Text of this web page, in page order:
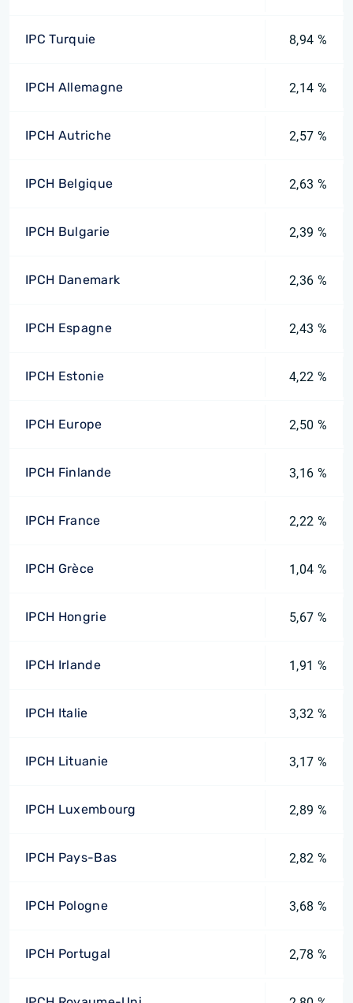
IPC Turquie 8,94 %
IPCH Allemagne 2,14 %
IPCH Autriche 2,57 %
IPCH Belgique 2,63 %
IPCH Bulgarie 2,39 %
IPCH Danemark 2,36 %
IPCH Espagne 2,43 %
IPCH Estonie 4,22 %
IPCH Europe 2,50 %
IPCH Finlande 3,16 %
IPCH France 2,22 %
IPCH Grèce 1,04 %
IPCH Hongrie 5,67 %
IPCH Irlande 1,91 %
IPCH Italie 3,32 %
IPCH Lituanie 3,17 %
IPCH Luxembourg 2,89 %
IPCH Pays-Bas 2,82 %
IPCH Pologne 3,68 %
IPCH Portugal 2,78 %